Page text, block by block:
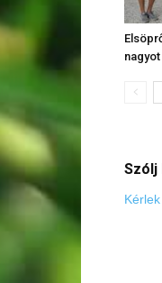
Szólj